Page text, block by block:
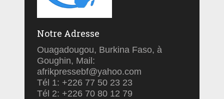
Notre Adresse
Ouagadougou, Burkina Faso, à
Goughin, Mail:
afrikpressebf@yahoo.com
Tél 1: +226 77 50 23 23
Tél 2: +226 70 80 12 79